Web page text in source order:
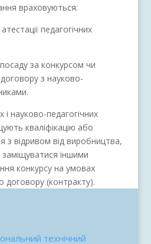
враховуються:
педагогічних
за конкурсом чи
з науково-
і науково-педагогічних
кваліфікацію або
з відривом від виробництва,
іншими
конкурсу на умовах
договору (контракту).
технічний